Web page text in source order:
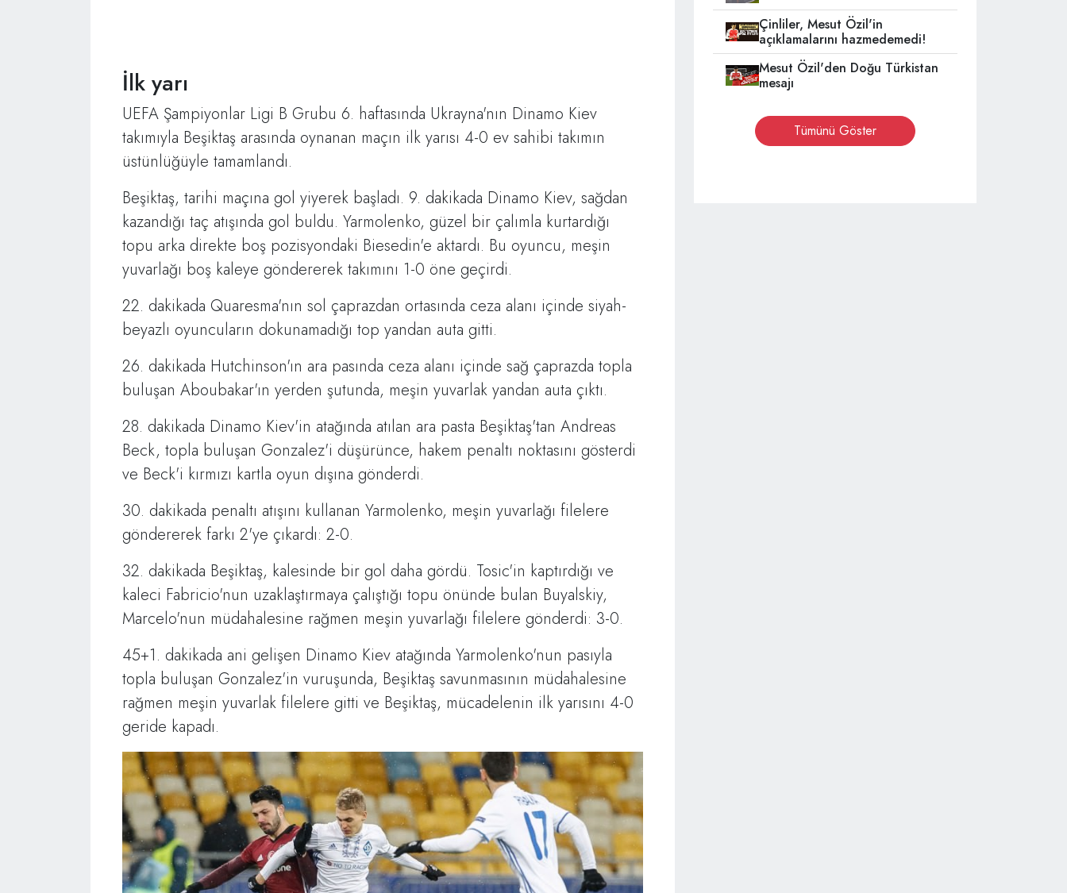
İlk yarı
UEFA Şampiyonlar Ligi B Grubu 6. haftasında Ukrayna'nın Dinamo Kiev
takımıyla Beşiktaş arasında oynanan maçın ilk yarısı 4-0 ev sahibi takımın
üstünlüğüyle tamamlandı.
Beşiktaş, tarihi maçına gol yiyerek başladı. 9. dakikada Dinamo Kiev, sağdan
kazandığı taç atışında gol buldu. Yarmolenko, güzel bir çalımla kurtardığı
topu arka direkte boş pozisyondaki Biesedin'e aktardı. Bu oyuncu, meşin
yuvarlağı boş kaleye göndererek takımını 1-0 öne geçirdi.
22. dakikada Quaresma'nın sol çaprazdan ortasında ceza alanı içinde siyah-
beyazlı oyuncuların dokunamadığı top yandan auta gitti.
26. dakikada Hutchinson'ın ara pasında ceza alanı içinde sağ çaprazda topla
buluşan Aboubakar'ın yerden şutunda, meşin yuvarlak yandan auta çıktı.
28. dakikada Dinamo Kiev'in atağında atılan ara pasta Beşiktaş'tan Andreas
Beck, topla buluşan Gonzalez'i düşürünce, hakem penaltı noktasını gösterdi
ve Beck'i kırmızı kartla oyun dışına gönderdi.
30. dakikada penaltı atışını kullanan Yarmolenko, meşin yuvarlağı filelere
göndererek farkı 2'ye çıkardı: 2-0.
32. dakikada Beşiktaş, kalesinde bir gol daha gördü. Tosic'in kaptırdığı ve
kaleci Fabricio'nun uzaklaştırmaya çalıştığı topu önünde bulan Buyalskiy,
Marcelo'nun müdahalesine rağmen meşin yuvarlağı filelere gönderdi: 3-0.
45+1. dakikada ani gelişen Dinamo Kiev atağında Yarmolenko'nun pasıyla
topla buluşan Gonzalez'in vuruşunda, Beşiktaş savunmasının müdahalesine
rağmen meşin yuvarlak filelere gitti ve Beşiktaş, mücadelenin ilk yarısını 4-0
geride kapadı.
Çinliler, Mesut Özil'in
açıklamalarını hazmedemedi!
Mesut Özil'den Doğu Türkistan
mesajı
Tümünü Göster